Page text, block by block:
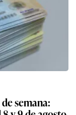
semana: